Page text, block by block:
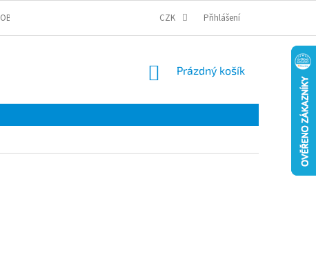
OBCHODNÍ PODMÍNKY PODMÍNKY OCHRANY OSOBNÍCH ÚDAJŮ
CZK Přihlášení
NÁKUPNÍ
Prázdný košík